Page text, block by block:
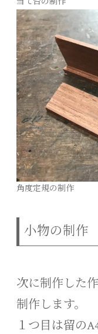
角度定規の制作
小物の制作
次に制作した
制作します。
１つ目は留の